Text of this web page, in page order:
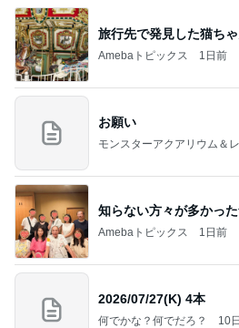
旅行先で発見した猫ち
Amebaトピックス 1日前
お願い
モンスターアクアリウム＆
知らない方々が多かっ
Amebaトピックス 1日前
2026/07/27(K) 4本
何でかな？何でだろ？ 10